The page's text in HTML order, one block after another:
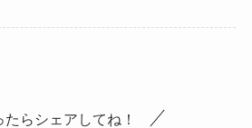
たらシェアしてね！